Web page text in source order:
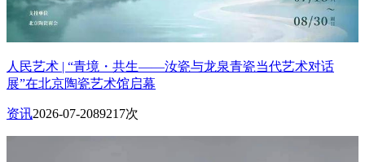
人民艺术 | “青境・共生——汝瓷与龙泉青瓷当代艺术对话
展”在北京陶瓷艺术馆启幕
资讯2026-07-2089217次